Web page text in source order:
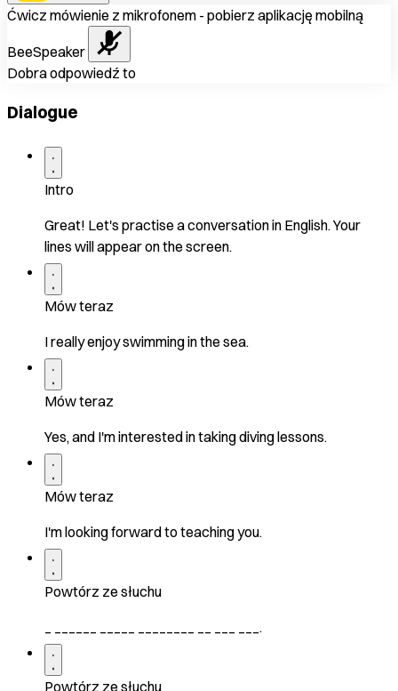
Ćwicz mówienie z mikrofonem - pobierz aplikację mobilną
BeeSpeaker
Dobra odpowiedź to
Dialogue
Intro
Great! Let's practise a conversation in English. Your
lines will appear on the screen.
Mów teraz
I really enjoy swimming in the sea.
Mów teraz
Yes, and I'm interested in taking diving lessons.
Mów teraz
I'm looking forward to teaching you.
Powtórz ze słuchu
_ ______ _____ ________ __ ___ ___.
Powtórz ze słuchu